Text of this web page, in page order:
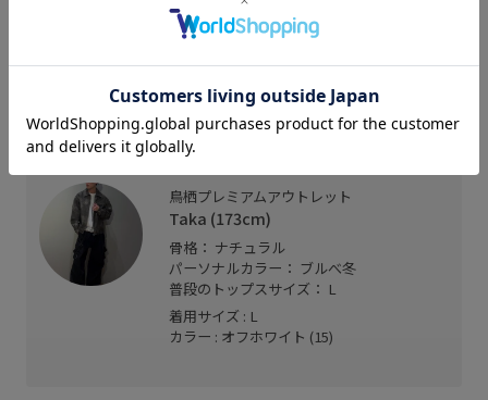
スタッフレビュー
シンプルなクルーネックプルオーバーです。
シルエットはスタンダードなサイズ感でストレスフ
リーです。
鳥栖プレミアムアウトレット
Taka (173cm)
骨格： ナチュラル
パーソナルカラー： ブルべ冬
普段のトップスサイズ： L
着用サイズ : L
カラー : オフホワイト (15)